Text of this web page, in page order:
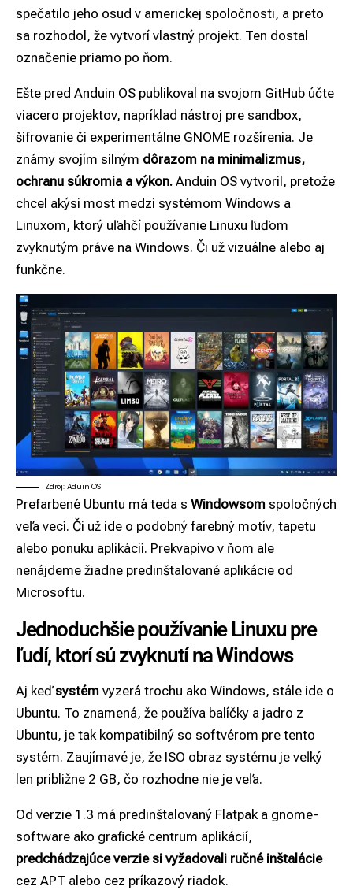
spečatilo jeho osud v americkej spoločnosti, a preto
sa rozhodol, že vytvorí vlastný projekt. Ten dostal
označenie priamo po ňom.
Ešte pred Anduin OS publikoval na svojom GitHub účte
viacero projektov, napríklad nástroj pre sandbox,
šifrovanie či experimentálne GNOME rozšírenia. Je
známy svojím silným dôrazom na minimalizmus,
ochranu súkromia a výkon. Anduin OS vytvoril, pretože
chcel akýsi most medzi systémom Windows a
Linuxom, ktorý uľahčí používanie Linuxu ľuďom
zvyknutým práve na Windows. Či už vizuálne alebo aj
funkčne.
Zdroj: Aduin OS
Prefarbené Ubuntu má teda s Windowsom spoločných
veľa vecí. Či už ide o podobný farebný motív, tapetu
alebo ponuku aplikácií. Prekvapivo v ňom ale
nenájdeme žiadne predinštalované aplikácie od
Microsoftu.
Jednoduchšie používanie Linuxu pre
ľudí, ktorí sú zvyknutí na Windows
Aj keďsystém vyzerá trochu ako Windows, stále ide o
Ubuntu. To znamená, že používa balíčky a jadro z
Ubuntu, je tak kompatibilný so softvérom pre tento
systém. Zaujímavé je, že ISO obraz systému je veľký
len približne 2 GB, čo rozhodne nie je veľa.
Od verzie 1.3 má predinštalovaný Flatpak a gnome-
software ako grafické centrum aplikácií,
predchádzajúce verzie si vyžadovali ručné inštalácie
cez APT alebo cez príkazový riadok.